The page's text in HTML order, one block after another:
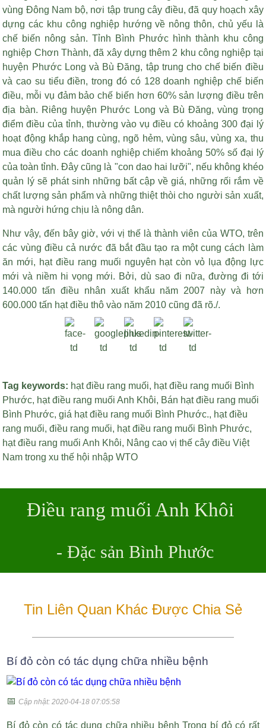
vùng Đông Nam bộ, nơi tập trung cây điều, đã quy hoạch xây
dựng các khu công nghiệp hướng về nông thôn, chủ yếu là
chế biến nông sản. Tỉnh Bình Phước hình thành khu công
nghiệp Chơn Thành, đã xây dựng thêm 2 khu công nghiệp tại
huyện Phước Long và Bù Đăng, tập trung cho chế biến điều
và cao su tiểu điền, trong đó có 128 doanh nghiệp chế biến
điều, mỗi vụ đảm bảo chế biến hơn 60% sản lượng điều trên
địa bàn. Riêng huyện Phước Long và Bù Đăng, vùng trọng
điểm điều của tỉnh, thường vào vụ điều có khoảng 300 đại lý
hoạt động khắp hang cùng, ngõ hẻm, vùng sâu, vùng xa, thu
mua điều cho các doanh nghiệp chiếm khoảng 50% số đại lý
của toàn tỉnh. Đây cũng là "con dao hai lưỡi", nếu không khéo
quản lý sẽ phát sinh những bất cập về giá, những rối rắm về
chất lượng sản phẩm và những thiệt thòi cho người sản xuất,
mà người hứng chịu là nông dân.
Như vậy, đến bây giờ, với vị thế là thành viên của WTO, trên
các vùng điều cả nước đã bắt đầu tạo ra một cung cách làm
ăn mới, hạt điều rang muối nguyên hạt còn vỏ lụa động lực
mới và niềm hi vọng mới. Bởi, dù sao đi nữa, đường đi tới
140.000 tấn điều nhân xuất khẩu năm 2007 này và hơn
600.000 tấn hạt điều thô vào năm 2010 cũng đã rõ./.
Tag keywords: hạt điều rang muối, hạt điều rang muối Bình
Phước, hạt điều rang muối Anh Khôi, Bán hạt điều rang muối
Bình Phước,giá hạt điều rang muối Bình Phước., hạt điều
rang muối,điều rang muối, hạt điều rang muối Bình Phước,
hạt điều rang muối Anh Khôi, Nâng cao vị thế cây điều Việt
Nam trong xu thế hội nhập WTO
Điều rang muối Anh Khôi
- Đặc sản Bình Phước
Tin Liên Quan Khác Được Chia Sẻ
Bí đỏ còn có tác dụng chữa nhiều bệnh
📅Cập nhật: 2020-04-18 07:05:58
Bí đỏ còn có tác dụng chữa nhiều bệnh Trong bí đỏ có rất